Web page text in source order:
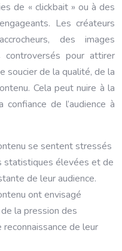
de « clickbait » ou à des
Les créateurs
des images
pour attirer
soucier de la qualité, de la
Cela peut nuire à la
de l’audience à
se sentent stressés
statistiques élevées et de
de leur audience.
ont envisagé
la pression des
de leur